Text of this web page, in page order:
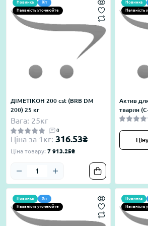
Новинка
Хіт
Наявність уточнюйте
ДІМЕТІКОН 200 cst (BRB DM
200) 25 кг
Вага: 25кг
0
Ціна за 1кг: 316.53₴
Ціна товару: 7 913.25₴
Новинка
Наявність
Актив
тварин
Новинка
Хіт
Наявність уточнюйте
Новинка
Наявність